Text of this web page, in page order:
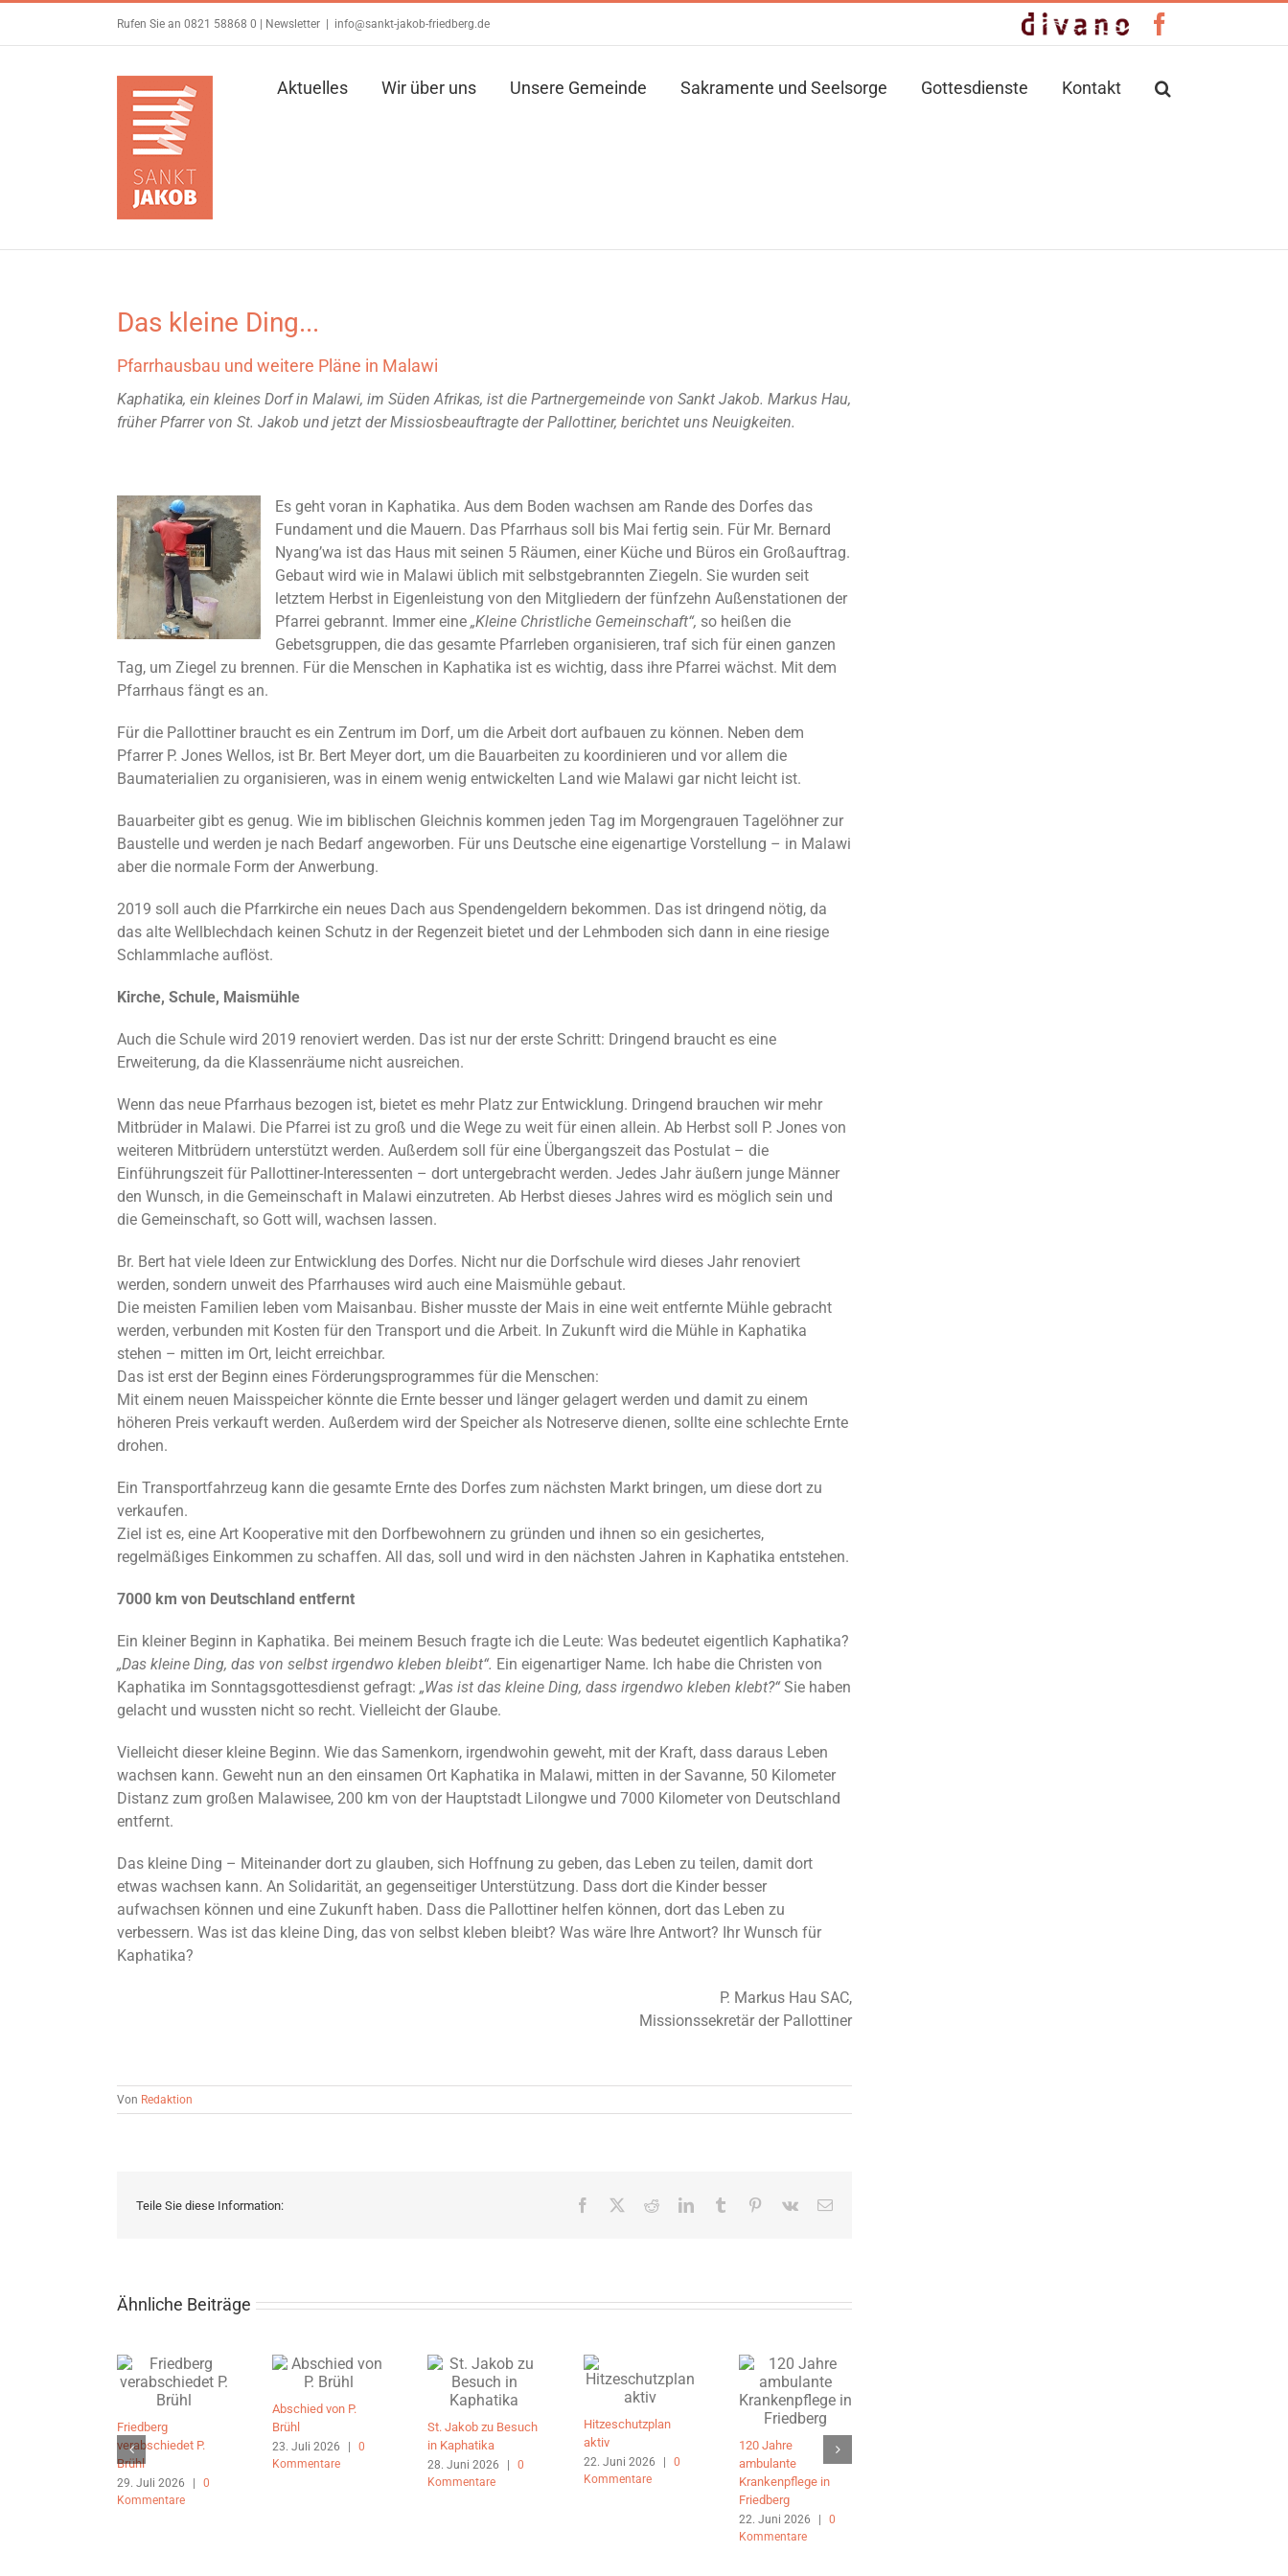
Rufen Sie an 0821 58868 0 | Newsletter info@sankt-jakob-friedberg.de Benutzerdefiniert
Aktuelles Wir über uns Unsere Gemeinde Sakramente und Seelsorge Gottesdienste Kontakt
Das kleine Ding...
Pfarrhausbau und weitere Pläne in Malawi
Kaphatika, ein kleines Dorf in Malawi, im Süden Afrikas, ist die Partnergemeinde von Sankt Jakob. Markus Hau,
früher Pfarrer von St. Jakob und jetzt der Missiosbeauftragte der Pallottiner, berichtet uns Neuigkeiten.
Es geht voran in Kaphatika. Aus dem Boden wachsen am Rande des Dorfes das
Fundament und die Mauern. Das Pfarrhaus soll bis Mai fertig sein. Für Mr. Bernard
Nyang’wa ist das Haus mit seinen 5 Räumen, einer Küche und Büros ein Großauftrag.
Gebaut wird wie in Malawi üblich mit selbstgebrannten Ziegeln. Sie wurden seit
letztem Herbst in Eigenleistung von den Mitgliedern der fünfzehn Außenstationen der
Pfarrei gebrannt. Immer eine „Kleine Christliche Gemeinschaft“, so heißen die
Gebetsgruppen, die das gesamte Pfarrleben organisieren, traf sich für einen ganzen
Tag, um Ziegel zu brennen. Für die Menschen in Kaphatika ist es wichtig, dass ihre Pfarrei wächst. Mit dem
Pfarrhaus fängt es an.
Für die Pallottiner braucht es ein Zentrum im Dorf, um die Arbeit dort aufbauen zu können. Neben dem
Pfarrer P. Jones Wellos, ist Br. Bert Meyer dort, um die Bauarbeiten zu koordinieren und vor allem die
Baumaterialien zu organisieren, was in einem wenig entwickelten Land wie Malawi gar nicht leicht ist.
Bauarbeiter gibt es genug. Wie im biblischen Gleichnis kommen jeden Tag im Morgengrauen Tagelöhner zur
Baustelle und werden je nach Bedarf angeworben. Für uns Deutsche eine eigenartige Vorstellung – in Malawi
aber die normale Form der Anwerbung.
2019 soll auch die Pfarrkirche ein neues Dach aus Spendengeldern bekommen. Das ist dringend nötig, da
das alte Wellblechdach keinen Schutz in der Regenzeit bietet und der Lehmboden sich dann in eine riesige
Schlammlache auflöst.
Kirche, Schule, Maismühle
Auch die Schule wird 2019 renoviert werden. Das ist nur der erste Schritt: Dringend braucht es eine
Erweiterung, da die Klassenräume nicht ausreichen.
Wenn das neue Pfarrhaus bezogen ist, bietet es mehr Platz zur Entwicklung. Dringend brauchen wir mehr
Mitbrüder in Malawi. Die Pfarrei ist zu groß und die Wege zu weit für einen allein. Ab Herbst soll P. Jones von
weiteren Mitbrüdern unterstützt werden. Außerdem soll für eine Übergangszeit das Postulat – die
Einführungszeit für Pallottiner-Interessenten – dort untergebracht werden. Jedes Jahr äußern junge Männer
den Wunsch, in die Gemeinschaft in Malawi einzutreten. Ab Herbst dieses Jahres wird es möglich sein und
die Gemeinschaft, so Gott will, wachsen lassen.
Br. Bert hat viele Ideen zur Entwicklung des Dorfes. Nicht nur die Dorfschule wird dieses Jahr renoviert
werden, sondern unweit des Pfarrhauses wird auch eine Maismühle gebaut.
Die meisten Familien leben vom Maisanbau. Bisher musste der Mais in eine weit entfernte Mühle gebracht
werden, verbunden mit Kosten für den Transport und die Arbeit. In Zukunft wird die Mühle in Kaphatika
stehen – mitten im Ort, leicht erreichbar.
Das ist erst der Beginn eines Förderungsprogrammes für die Menschen:
Mit einem neuen Maisspeicher könnte die Ernte besser und länger gelagert werden und damit zu einem
höheren Preis verkauft werden. Außerdem wird der Speicher als Notreserve dienen, sollte eine schlechte Ernte
drohen.
Ein Transportfahrzeug kann die gesamte Ernte des Dorfes zum nächsten Markt bringen, um diese dort zu
verkaufen.
Ziel ist es, eine Art Kooperative mit den Dorfbewohnern zu gründen und ihnen so ein gesichertes,
regelmäßiges Einkommen zu schaffen. All das, soll und wird in den nächsten Jahren in Kaphatika entstehen.
7000 km von Deutschland entfernt
Ein kleiner Beginn in Kaphatika. Bei meinem Besuch fragte ich die Leute: Was bedeutet eigentlich Kaphatika?
„Das kleine Ding, das von selbst irgendwo kleben bleibt“. Ein eigenartiger Name. Ich habe die Christen von
Kaphatika im Sonntagsgottesdienst gefragt: „Was ist das kleine Ding, dass irgendwo kleben klebt?“Sie haben
gelacht und wussten nicht so recht. Vielleicht der Glaube.
Vielleicht dieser kleine Beginn. Wie das Samenkorn, irgendwohin geweht, mit der Kraft, dass daraus Leben
wachsen kann. Geweht nun an den einsamen Ort Kaphatika in Malawi, mitten in der Savanne, 50 Kilometer
Distanz zum großen Malawisee, 200 km von der Hauptstadt Lilongwe und 7000 Kilometer von Deutschland
entfernt.
Das kleine Ding – Miteinander dort zu glauben, sich Hoffnung zu geben, das Leben zu teilen, damit dort
etwas wachsen kann. An Solidarität, an gegenseitiger Unterstützung. Dass dort die Kinder besser
aufwachsen können und eine Zukunft haben. Dass die Pallottiner helfen können, dort das Leben zu
verbessern. Was ist das kleine Ding, das von selbst kleben bleibt? Was wäre Ihre Antwort? Ihr Wunsch für
Kaphatika?
P. Markus Hau SAC,
Missionssekretär der Pallottiner
Von Redaktion
Teile Sie diese Information: Facebook RedditLinkedInTumblr Pinterest
Vk
E-
Ähnliche Beiträge
Friedberg
verabschiedet P.
Brühl
29. Juli 2026 |
0
Kommentare
Abschied von P.
Brühl
23. Juli 2026 |
0
Kommentare
St. Jakob zu Besuch
in Kaphatika
28. Juni 2026 |
0
Kommentare
Hitzeschutzplan
aktiv
22. Juni 2026 |
0
Kommentare
120 Jahre
ambulante
Krankenpflege in
Friedberg
22. Juni 2026 |
0
Kommentare